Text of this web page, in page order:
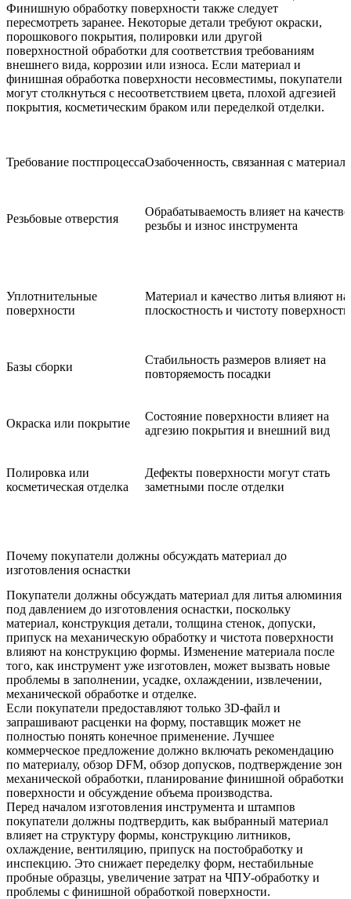
Финишную обработку поверхности также следует
пересмотреть заранее. Некоторые детали требуют окраски,
порошкового покрытия, полировки или другой
поверхностной обработки для соответствия требованиям
внешнего вида, коррозии или износа. Если материал и
финишная обработка поверхности несовместимы, покупатели
могут столкнуться с несоответствием цвета, плохой адгезией
покрытия, косметическим браком или переделкой отделки.
Требование постпроцессаОзабоченность, связанная с
Резьбовые отверстия
Обрабатываемость влияет на качество
резьбы и износ инструмента
Уплотнительные
поверхности
Материал и качество литья влияют на
плоскостность и чистоту поверхности
Базы сборки
Стабильность размеров влияет на
повторяемость посадки
Окраска или покрытие
Состояние поверхности влияет на
адгезию покрытия и внешний вид
Полировка или
косметическая отделка
Дефекты поверхности могут стать
заметными после отделки
Почему покупатели должны обсуждать материал до
изготовления оснастки
Покупатели должны обсуждать материал для литья алюминия
под давлением до изготовления оснастки, поскольку
материал, конструкция детали, толщина стенок, допуски,
припуск на механическую обработку и чистота поверхности
влияют на конструкцию формы. Изменение материала после
того, как инструмент уже изготовлен, может вызвать новые
проблемы в заполнении, усадке, охлаждении, извлечении,
механической обработке и отделке.
Если покупатели предоставляют только 3D-файл и
запрашивают расценки на форму, поставщик может не
полностью понять конечное применение. Лучшее
коммерческое предложение должно включать рекомендацию
по материалу, обзор DFM, обзор допусков, подтверждение зон
механической обработки, планирование финишной обработки
поверхности и обсуждение объема производства.
Перед началом изготовления инструмента и штампов
покупатели должны подтвердить, как выбранный материал
влияет на структуру формы, конструкцию литников,
охлаждение, вентиляцию, припуск на постобработку и
инспекцию. Это снижает переделку форм, нестабильные
пробные образцы, увеличение затрат на ЧПУ-обработку и
проблемы с финишной обработкой поверхности.